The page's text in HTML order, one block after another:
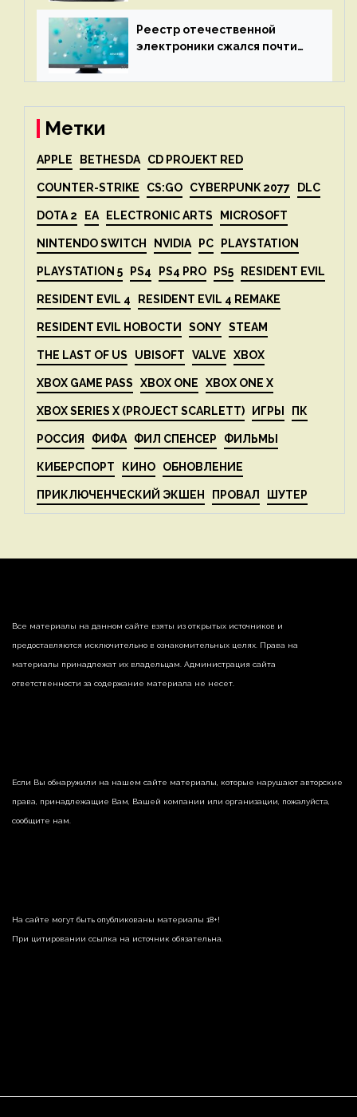
до 3 Тбайт DDR5 и шесть
дисплеев
Реестр отечественной
электроники сжался почти
Метки
APPLE BETHESDA CD PROJEKT RED
COUNTER-STRIKE CS:GO CYBERPUNK 2077 DLC
DOTA 2 EA ELECTRONIC ARTS MICROSOFT
NINTENDO SWITCH NVIDIA PC PLAYSTATION
PLAYSTATION 5 PS4 PS4 PRO PS5 RESIDENT EVIL
RESIDENT EVIL 4 RESIDENT EVIL 4 REMAKE
RESIDENT EVIL НОВОСТИ SONY STEAM
THE LAST OF US UBISOFT VALVE XBOX
XBOX GAME PASS XBOX ONE XBOX ONE X
XBOX SERIES X (PROJECT SCARLETT) ИГРЫ ПК
РОССИЯ ФИФА ФИЛ СПЕНСЕР ФИЛЬМЫ
КИБЕРСПОРТ КИНО ОБНОВЛЕНИЕ
ПРИКЛЮЧЕНЧЕСКИЙ ЭКШЕН ПРОВАЛ ШУТЕР
Все материалы на данном сайте взяты из открытых источников и
предоставляются исключительно в ознакомительных целях. Права на
материалы принадлежат их владельцам. Администрация сайта
ответственности за содержание материала не несет.
Если Вы обнаружили на нашем сайте материалы, которые нарушают авторские
права, принадлежащие Вам, Вашей компании или организации, пожалуйста,
сообщите нам.
На сайте могут быть опубликованы материалы 18+!
При цитировании ссылка на источник обязательна.